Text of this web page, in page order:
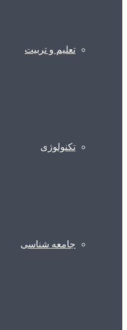
تعلیم و تربیت
تکنولوژی
جامعه شناسی